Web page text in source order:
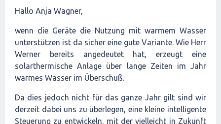
Hallo Anja Wagner,
wenn die Geräte die Nutzung mit warmem Wasser
unterstützen ist da sicher eine gute Variante. Wie Herr
Werner bereits angedeutet hat, erzeugt eine
solarthermische Anlage über lange Zeiten im Jahr
warmes Wasser im Überschuß.
Da dies jedoch nicht für das ganze Jahr gilt sind wir
derzeit dabei uns zu überlegen, eine kleine intelligente
Steuerung zu entwickeln, mit der vielleicht in Zukunft